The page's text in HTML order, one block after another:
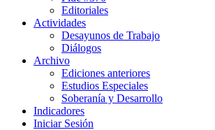
Editoriales
Actividades
Desayunos de Trabajo
Diálogos
Archivo
Ediciones anteriores
Estudios Especiales
Soberanía y Desarrollo
Indicadores
Iniciar Sesión